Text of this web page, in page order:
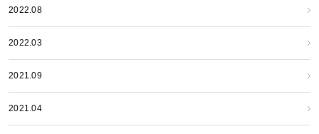
2022.08
2022.03
2021.09
2021.04